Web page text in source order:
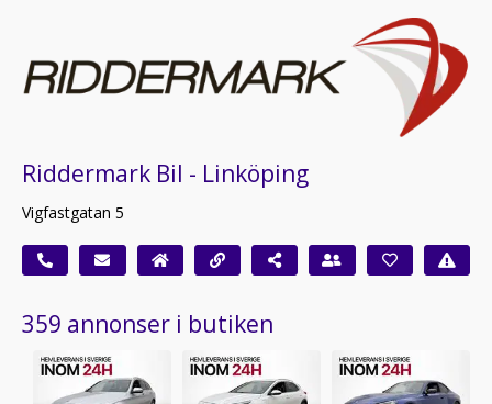
Riddermark Bil - Linköping
Vigfastgatan 5
359 annonser i butiken